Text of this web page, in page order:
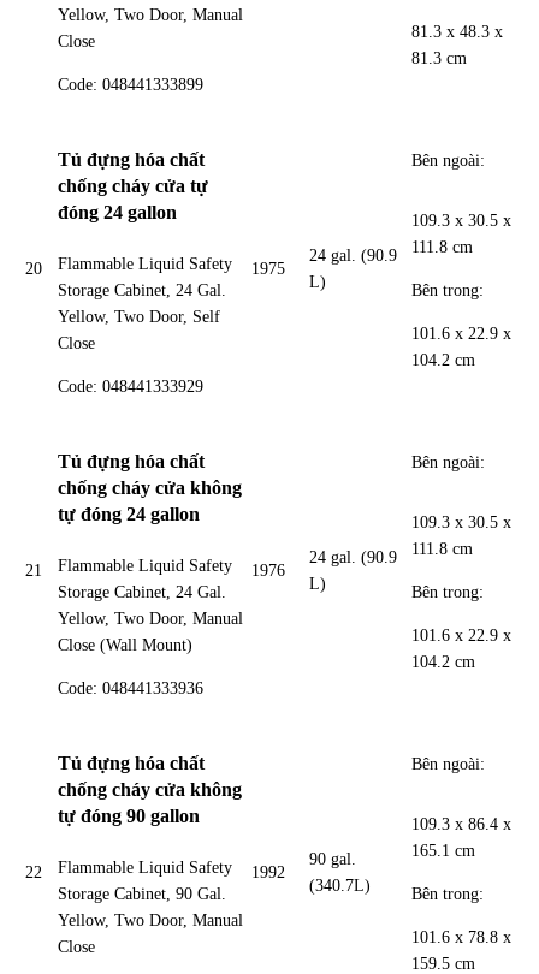
Yellow, Two Door, Manual
Close
Code: 048441333899
81.3 x 48.3 x
81.3 cm
20
Tủ đựng hóa chất
chống cháy cửa tự
đóng 24 gallon
Flammable Liquid Safety
Storage Cabinet, 24 Gal.
Yellow, Two Door, Self
Close
Code: 048441333929
1975
24 gal. (90.9
L)
Bên ngoài:
109.3 x 30.5 x
111.8 cm
Bên trong:
101.6 x 22.9 x
104.2 cm
21
Tủ đựng hóa chất
chống cháy cửa không
tự đóng 24 gallon
Flammable Liquid Safety
Storage Cabinet, 24 Gal.
Yellow, Two Door, Manual
Close (Wall Mount)
Code: 048441333936
1976
24 gal. (90.9
L)
Bên ngoài:
109.3 x 30.5 x
111.8 cm
Bên trong:
101.6 x 22.9 x
104.2 cm
22
Tủ đựng hóa chất
chống cháy cửa không
tự đóng 90 gallon
Flammable Liquid Safety
Storage Cabinet, 90 Gal.
Yellow, Two Door, Manual
Close
1992
90 gal.
(340.7L)
Bên ngoài:
109.3 x 86.4 x
165.1 cm
Bên trong:
101.6 x 78.8 x
159.5 cm